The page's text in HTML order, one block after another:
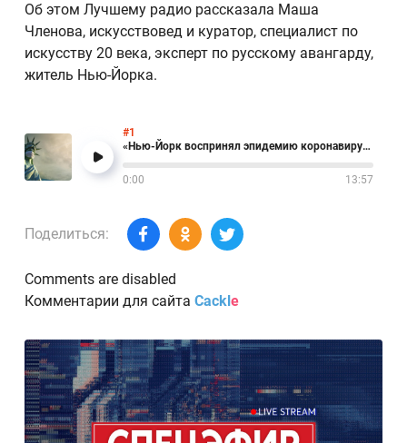
Об этом Лучшему радио рассказала Маша
Членова, искусствовед и куратор, специалист по
искусству 20 века, эксперт по русскому авангарду,
житель Нью-Йорка.
#1
«Нью-Йорк воспринял эпидемию коронавируса, как новую атаку 9/11»
0:00 13:57
Поделиться:
Comments are disabled
Комментарии для сайта Cackl e